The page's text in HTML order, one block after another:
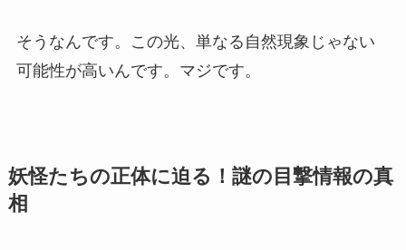
そうなんです。この光、単なる自然現象じゃない
可能性が高いんです。マジです。
妖怪たちの正体に迫る！謎の目撃情報の真
相